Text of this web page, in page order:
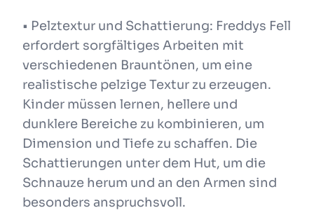
• Pelztextur und Schattierung: Freddys Fell
erfordert sorgfältiges Arbeiten mit
verschiedenen Brauntönen, um eine
realistische pelzige Textur zu erzeugen.
Kinder müssen lernen, hellere und
dunklere Bereiche zu kombinieren, um
Dimension und Tiefe zu schaffen. Die
Schattierungen unter dem Hut, um die
Schnauze herum und an den Armen sind
besonders anspruchsvoll.